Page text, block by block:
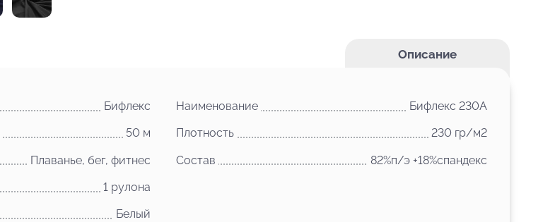
Описание
Бифлекс
50 м
Плаванье, бег, фитнес
1 рулона
Белый
Наименование Бифлекс 230А
Плотность 230 гр/м2
Состав 82%п/э +18%спандекс